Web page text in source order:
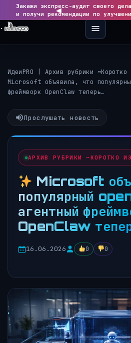
◀
Закажи экспресс-аудит своего
и получи рекомендации по
ИдеиPRO Архив рубрики
Microsoft объявила, что
фреймворк OpenClaw теперь…
Прослушать новость
АРХИВ РУБРИКИ ~КОРОТКО ИЗ
Microsoft
популярный
агентный
OpenClaw
16.06.2026 0 0